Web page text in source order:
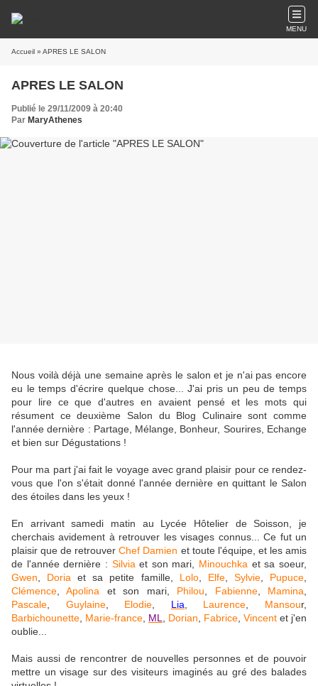
MENU
Accueil » APRES LE SALON
APRES LE SALON
Publié le 29/11/2009 à 20:40
Par MaryAthenes
Nous voilà déjà une semaine après le salon et je n'ai pas encore
eu le temps d'écrire quelque chose... J'ai pris un peu de temps
pour lire ce que d'autres en avaient pensé et les mots qui
résument ce deuxième Salon du Blog Culinaire sont comme
l'année dernière : Partage, Mélange, Bonheur, Sourires, Echange
et bien sur Dégustations !
Pour ma part j'ai fait le voyage avec grand plaisir pour ce rendez-
vous que l'on s'était donné l'année dernière en quittant le Salon
des étoiles dans les yeux !
En arrivant samedi matin au Lycée Hôtelier de Soisson, je
cherchais avidement à retrouver les visages connus... Ce fut un
plaisir que de retrouverChef Damien et toute l'équipe, et les amis
de l'année dernière : Silvia et son mari, Minouchka et sa soeur,
Gwen
Doria et sa petite famille, Lolo, Elfe, Sylvie, Pupuce
Clémence ,Apolina et son mari, Philou Fabienne, Mamina
Pascale
Guylaine, Elodie Lia Laurence Mansour,
Barbichounette Marie-france ML Dorian Fabrice Vincent et j'en
oublie...
Mais aussi de rencontrer de nouvelles personnes et de pouvoir
mettre un visage sur des visiteurs imaginés au gré des balades